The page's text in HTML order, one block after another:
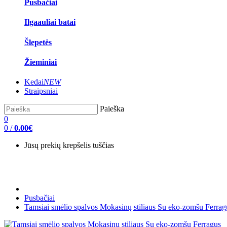
Pusbačiai
Ilgaauliai batai
Šlepetės
Žieminiai
KedaiNEW
Straipsniai
Paieška
0
0 / 0.00€
Jūsų prekių krepšelis tuščias
Pusbačiai
Tamsiai smėlio spalvos Mokasinų stiliaus Su eko-zomšu